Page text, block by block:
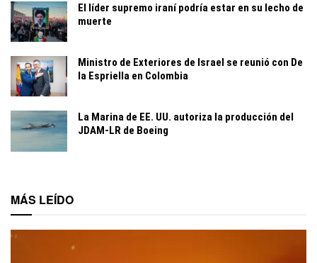
El líder supremo iraní podría estar en su lecho de
muerte
Ministro de Exteriores de Israel se reunió con De
la Espriella en Colombia
La Marina de EE. UU. autoriza la producción del
JDAM-LR de Boeing
MÁS LEÍDO